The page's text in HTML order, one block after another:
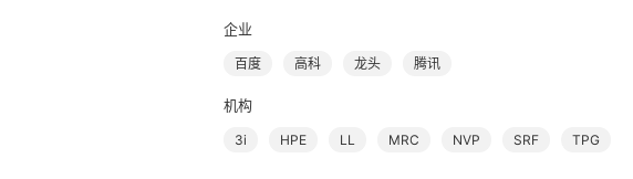
企业
百度 高科 龙头 腾讯
机构
3i HPE LL MRC NVP SRF TPG